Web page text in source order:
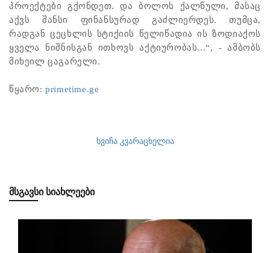
პროექტები გქონდეთ. და ბოლოს ქალწული, მასაც
აქვს შანსი ფინანსურად გაძლიერდეს. თუმცა,
რადგან ცეცხლის სტიქიის წელიწადია ის ზოდიაქოს
ყველა ნიშნისგან ითხოვს აქტიურობას...“, - ამბობს
მიხეილ ცაგარელი.
წყარო:primetime.ge
ხვიჩა კვარაცხელია
ᲛᲡᲒᲐᲕᲡᲘ ᲡᲘᲐᲮᲚᲔᲔᲑᲘ